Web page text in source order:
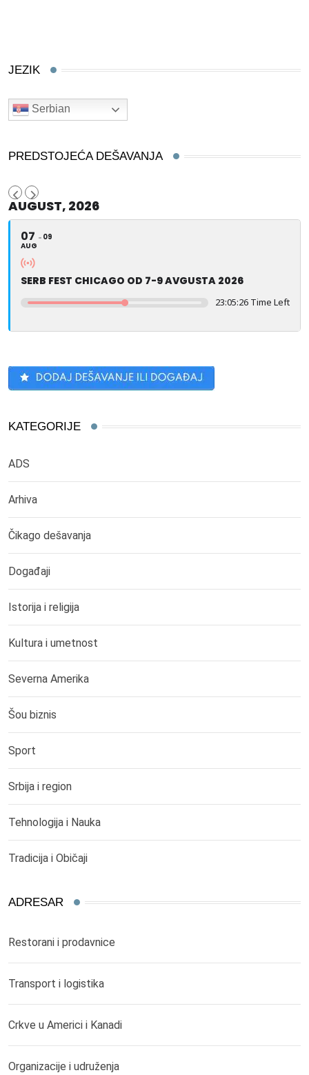
JEZIK
Serbian
PREDSTOJEĆA DEŠAVANJA
AUGUST, 2026
07
AUG
09
SERB FEST CHICAGO OD 7-9 AVGUSTA 2026
23:05:25 Time Left
KATEGORIJE
ADS
Arhiva
Čikago dešavanja
Događaji
Istorija i religija
Kultura i umetnost
Severna Amerika
Šou biznis
Sport
Srbija i region
Tehnologija i Nauka
Tradicija i Običaji
ADRESAR
Restorani i prodavnice
Transport i logistika
Crkve u Americi i Kanadi
Organizacije i udruženja